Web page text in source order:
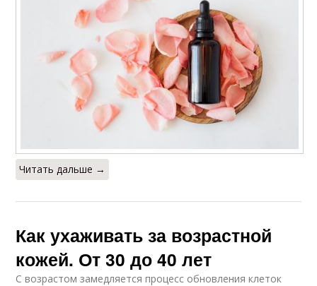
Читать дальше →
Как ухаживать за возрастной
кожей. От 30 до 40 лет
С возрастом замедляется процесс обновления клеток